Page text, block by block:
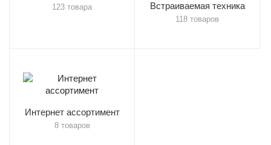
123 товара Встраиваемая техника
118 товаров
Интернет ассортимент
8 товаров